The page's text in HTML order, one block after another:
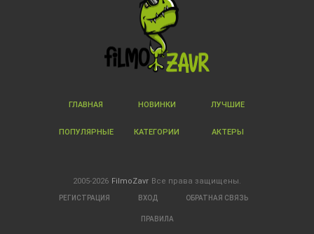
ГЛАВНАЯ НОВИНКИ ЛУЧШИЕ
ПОПУЛЯРНЫЕ КАТЕГОРИИ АКТЕРЫ
2005-2026 FilmoZavr Все права защищены.
РЕГИСТРАЦИЯ ВХОД ОБРАТНАЯ СВЯЗЬ
ПРАВИЛА